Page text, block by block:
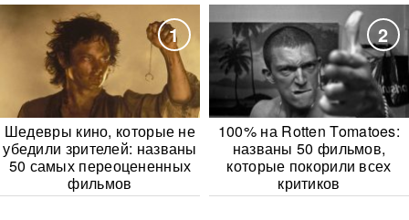
1
Шедевры кино, которые не
убедили зрителей: названы
50 самых переоцененных
фильмов
2
100% на Rotten Tomatoes:
названы 50 фильмов,
которые покорили всех
критиков